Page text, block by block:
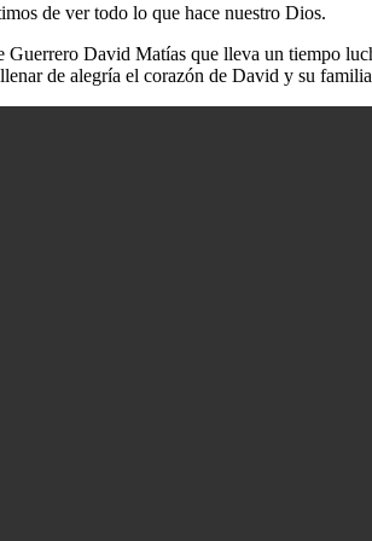
de ver todo lo que hace nuestro Dios.
Guerrero David Matías que lleva un tiempo
de alegría el corazón de David y su